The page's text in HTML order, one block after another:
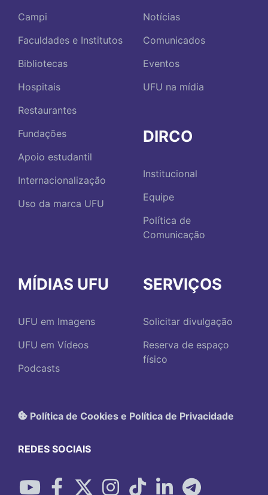
Campi
Faculdades e Institutos
Bibliotecas
Hospitais
Restaurantes
Fundações
Apoio estudantil
Internacionalização
Uso da marca UFU
Notícias
Comunicados
Eventos
UFU na mídia
DIRCO
Institucional
Equipe
Política de
Comunicação
MÍDIAS UFU
UFU em Imagens
UFU em Vídeos
Podcasts
SERVIÇOS
Solicitar divulgação
Reserva de espaço
físico
Política de Cookies e Política de Privacidade
REDES SOCIAIS